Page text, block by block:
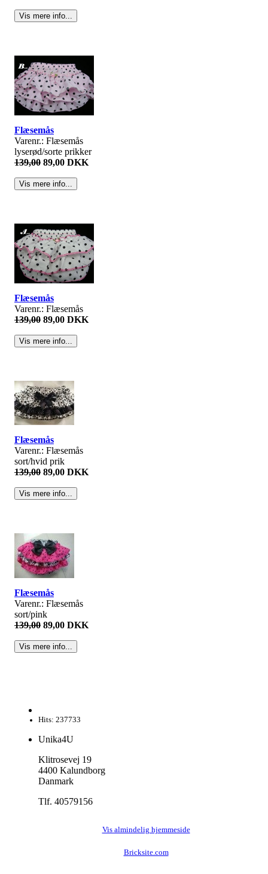
Flæsemås
Varenr.: Flæsemås
lyserød/sorte prikker
139,00 89,00 DKK
Flæsemås
Varenr.: Flæsemås
139,00 89,00 DKK
Flæsemås
Varenr.: Flæsemås
sort/hvid prik
139,00 89,00 DKK
Flæsemås
Varenr.: Flæsemås
sort/pink
139,00 89,00 DKK
Hits: 237733
Unika4U
Klitrosevej 19
4400 Kalundborg
Danmark
Tlf. 40579156
Vis almindelig hjemmeside
Bricksite.com